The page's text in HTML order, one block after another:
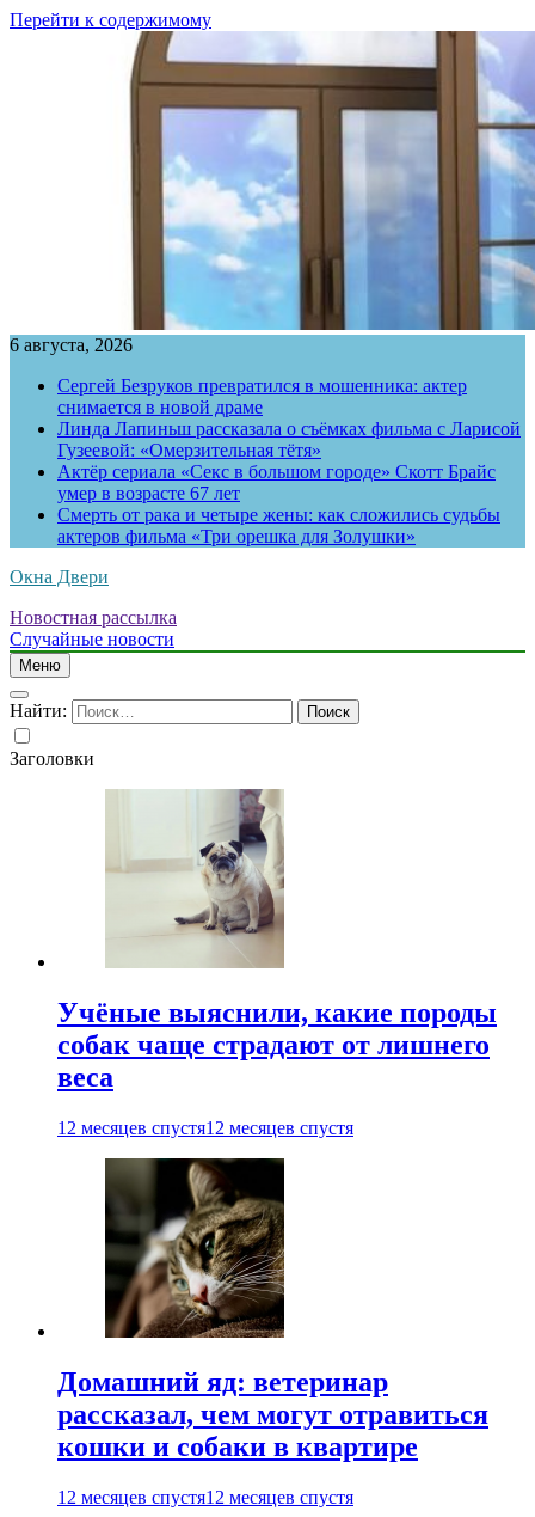
Перейти к содержимому
6 августа, 2026
Сергей Безруков превратился в мошенника: актер
снимается в новой драме
Линда Лапиньш рассказала о съёмках фильма с Ларисой
Гузеевой: «Омерзительная тётя»
Актёр сериала «Секс в большом городе» Скотт Брайс
умер в возрасте 67 лет
Смерть от рака и четыре жены: как сложились судьбы
актеров фильма «Три орешка для Золушки»
Окна Двери
Новостная рассылка
Случайные новости
Меню
Найти:
Заголовки
Учёные выяснили, какие породы
собак чаще страдают от лишнего
веса
12 месяцев спустя12 месяцев спустя
Домашний яд: ветеринар
рассказал, чем могут отравиться
кошки и собаки в квартире
12 месяцев спустя12 месяцев спустя